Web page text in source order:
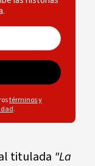
términos y
.
titulada "La